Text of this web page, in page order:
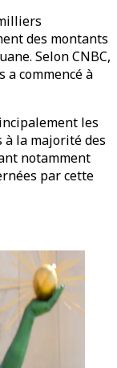
des montants
Selon CNBC,
commencé à
les
la majorité des
notamment
par cette